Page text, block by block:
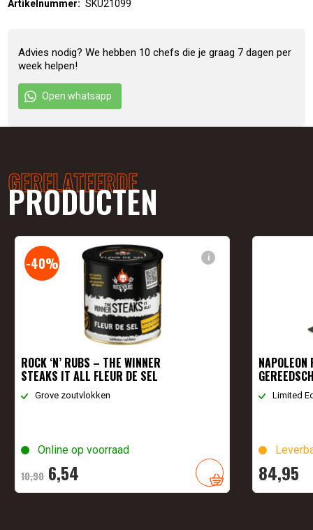
Artikelnummer: SKU21099
Advies nodig? We hebben 10 chefs die je graag 7 dagen per
week helpen!
Open whatsapp
GERELATEERDE
PRODUCTEN
i
-40%
ROCK ‘N’ RUBS – THE WINNER
STEAKS IT ALL FLEUR DE SEL
Grove zoutvlokken
Online op voorraad
10,90 Oorspronkelijke
prijs
6,54
prijs
Limited
84,95